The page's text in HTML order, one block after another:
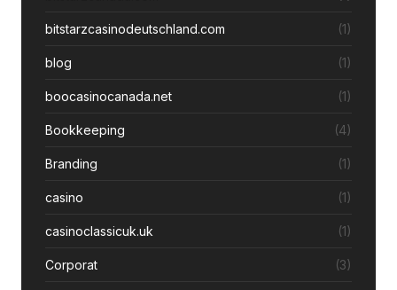
bitstarzcasinodeutschland.com (1)
blog (1)
boocasinocanada.net (1)
Bookkeeping (4)
Branding (1)
casino (1)
casinoclassicuk.uk (1)
Corporat (3)